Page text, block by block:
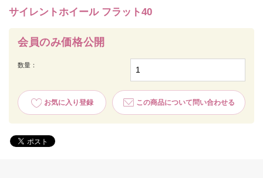
サイレントホイール フラット40
会員のみ価格公開
数量：
お気に入り登録 この商品について問い合わせる